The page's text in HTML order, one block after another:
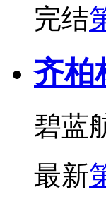
完结
齐柏
碧蓝
最新